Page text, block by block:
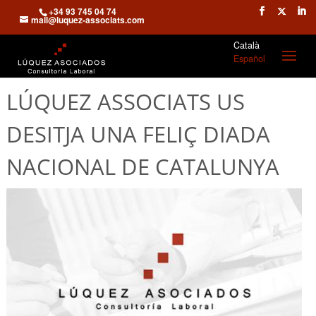
+34 93 745 04 74
mail@luquez-associats.com
Català
Español
LÚQUEZ ASSOCIATS US
DESITJA UNA FELIÇ DIADA
NACIONAL DE CATALUNYA